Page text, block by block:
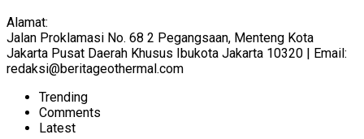
Alamat:
Jalan Proklamasi No. 68 2 Pegangsaan, Menteng Kota
Jakarta Pusat Daerah Khusus Ibukota Jakarta 10320 | Email:
redaksi@beritageothermal.com
Trending
Comments
Latest